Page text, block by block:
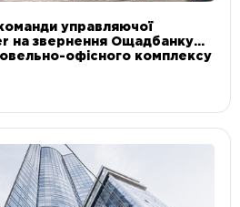
управляючої
на звернення Ощадбанку
офісного комплексу